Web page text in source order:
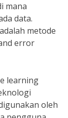
mana
data.
metode
error
learning
oleh